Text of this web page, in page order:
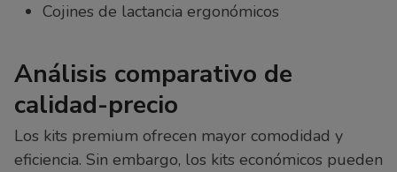
Cojines de lactancia ergonómicos
Análisis comparativo de
calidad-precio
Los kits premium ofrecen mayor comodidad y
eficiencia. Sin embargo, los kits económicos pueden